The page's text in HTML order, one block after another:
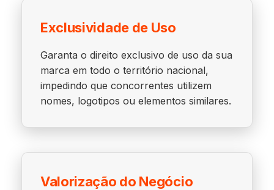
Exclusividade de Uso
Garanta o direito exclusivo de uso da sua
marca em todo o território nacional,
impedindo que concorrentes utilizem
nomes, logotipos ou elementos similares.
Valorização do Negócio